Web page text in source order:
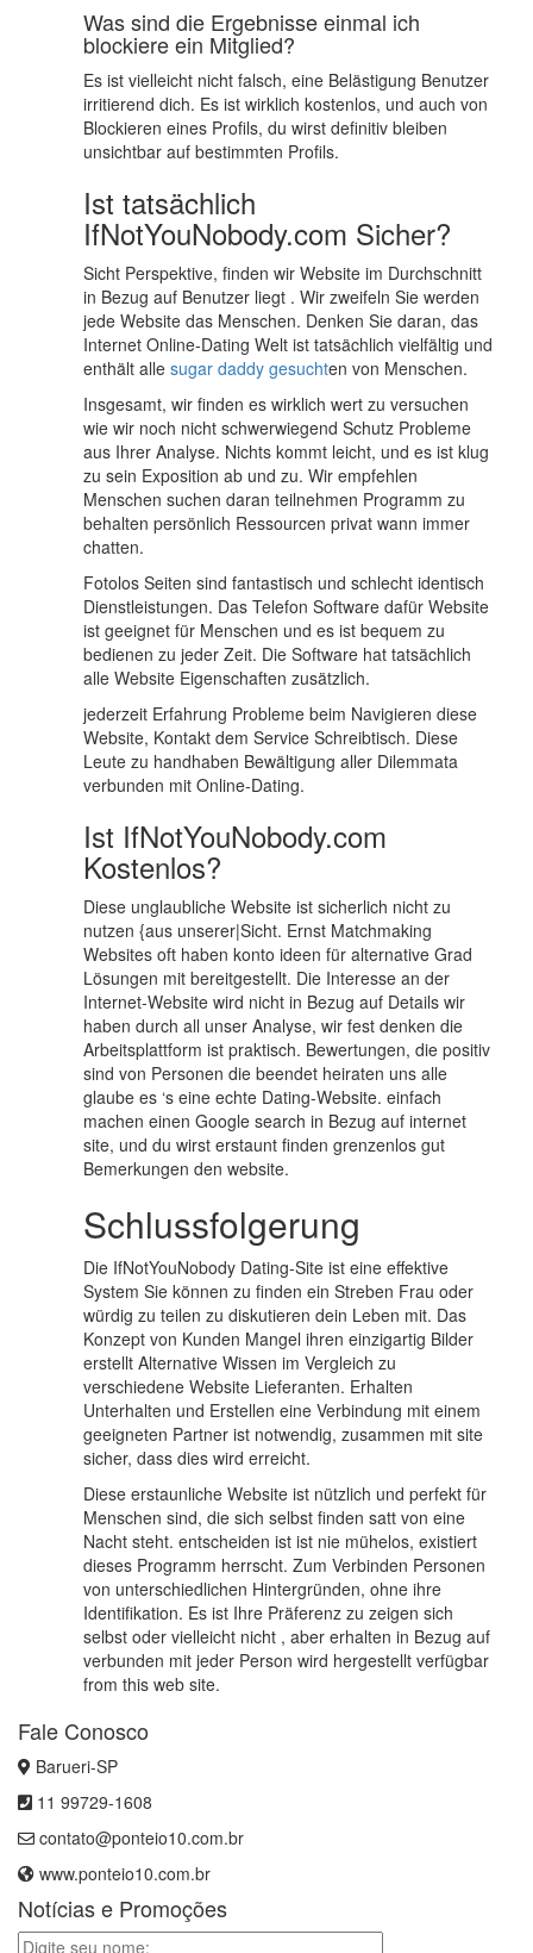
Was sind die Ergebnisse einmal ich
blockiere ein Mitglied?
Es ist vielleicht nicht falsch, eine Belästigung Benutzer
irritierend dich. Es ist wirklich kostenlos, und auch von
Blockieren eines Profils, du wirst definitiv bleiben
unsichtbar auf bestimmten Profils.
Ist tatsächlich
IfNotYouNobody.com Sicher?
Sicht Perspektive, finden wir Website im Durchschnitt
in Bezug auf Benutzer liegt . Wir zweifeln Sie werden
jede Website das Menschen. Denken Sie daran, das
Internet Online-Dating Welt ist tatsächlich vielfältig und
enthält alle sugar daddy gesuchten von Menschen.
Insgesamt, wir finden es wirklich wert zu versuchen
wie wir noch nicht schwerwiegend Schutz Probleme
aus Ihrer Analyse. Nichts kommt leicht, und es ist klug
zu sein Exposition ab und zu. Wir empfehlen
Menschen suchen daran teilnehmen Programm zu
behalten persönlich Ressourcen privat wann immer
chatten.
Fotolos Seiten sind fantastisch und schlecht identisch
Dienstleistungen. Das Telefon Software dafür Website
ist geeignet für Menschen und es ist bequem zu
bedienen zu jeder Zeit. Die Software hat tatsächlich
alle Website Eigenschaften zusätzlich.
jederzeit Erfahrung Probleme beim Navigieren diese
Website, Kontakt dem Service Schreibtisch. Diese
Leute zu handhaben Bewältigung aller Dilemmata
verbunden mit Online-Dating.
Ist IfNotYouNobody.com
Kostenlos?
Diese unglaubliche Website ist sicherlich nicht zu
nutzen {aus unserer|Sicht. Ernst Matchmaking
Websites oft haben konto ideen für alternative Grad
Lösungen mit bereitgestellt. Die Interesse an der
Internet-Website wird nicht in Bezug auf Details wir
haben durch all unser Analyse, wir fest denken die
Arbeitsplattform ist praktisch. Bewertungen, die positiv
sind von Personen die beendet heiraten uns alle
glaube es ‘s eine echte Dating-Website. einfach
machen einen Google search in Bezug auf internet
site, und du wirst erstaunt finden grenzenlos gut
Bemerkungen den website.
Schlussfolgerung
Die IfNotYouNobody Dating-Site ist eine effektive
System Sie können zu finden ein Streben Frau oder
würdig zu teilen zu diskutieren dein Leben mit. Das
Konzept von Kunden Mangel ihren einzigartig Bilder
erstellt Alternative Wissen im Vergleich zu
verschiedene Website Lieferanten. Erhalten
Unterhalten und Erstellen eine Verbindung mit einem
geeigneten Partner ist notwendig, zusammen mit site
sicher, dass dies wird erreicht.
Diese erstaunliche Website ist nützlich und perfekt für
Menschen sind, die sich selbst finden satt von eine
Nacht steht. entscheiden ist ist nie mühelos, existiert
dieses Programm herrscht. Zum Verbinden Personen
von unterschiedlichen Hintergründen, ohne ihre
Identifikation. Es ist Ihre Präferenz zu zeigen sich
selbst oder vielleicht nicht , aber erhalten in Bezug auf
verbunden mit jeder Person wird hergestellt verfügbar
from this web site.
Fale Conosco
Barueri-SP
11 99729-1608
contato@ponteio10.com.br
www.ponteio10.com.br
Notícias e Promoções